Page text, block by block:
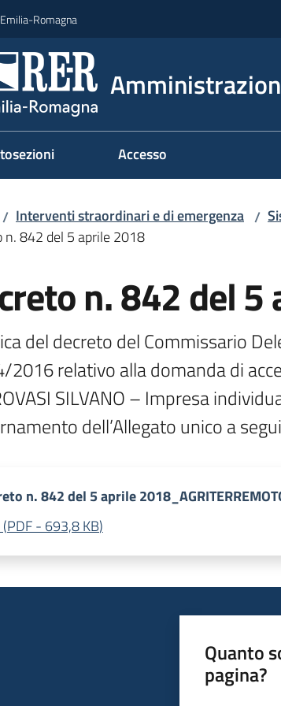
Romagna
Accesso
/ Interventi straordinari e di emergenza /
n. 842 del 5 aprile 2018
n. 842 del
del decreto del Commissario
2016 relativo alla domanda di
SILVANO – Impresa
dell’Allegato unico a
n. 842 del 5 aprile
(PDF- 693,8 KB)
Quanto
pagina?